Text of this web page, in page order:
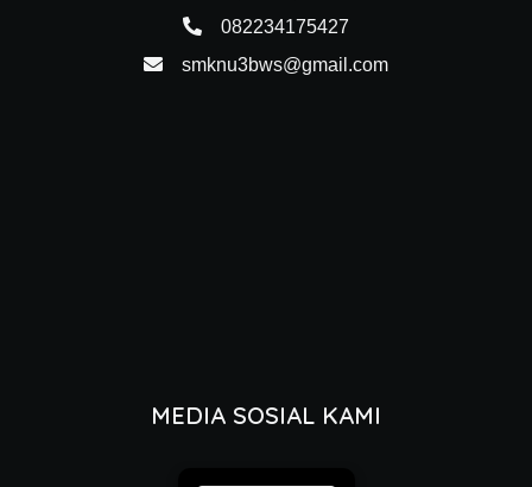
082234175427
smknu3bws@gmail.com
MEDIA SOSIAL KAMI